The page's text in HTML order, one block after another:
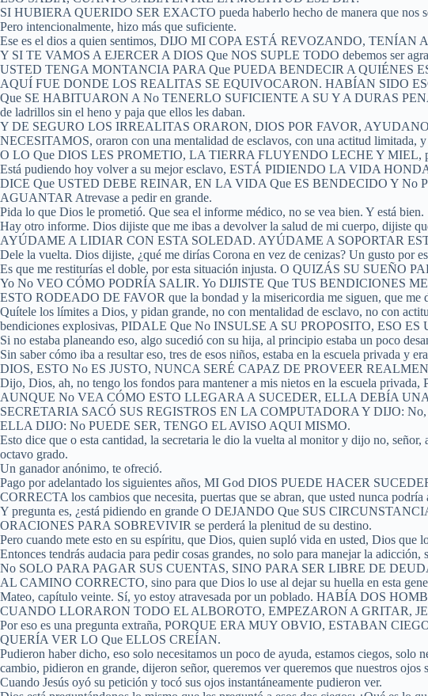
SI HUBIERA QUERIDO SER EXACTO pueda haberlo hecho de manera que nos
Pero intencionalmente, hizo más que suficiente.
Ese es el dios a quien sentimos, DIJO MI COPA ESTÁ REVOZANDO,
Y SI TE VAMOS A EJERCER A DIOS Que NOS SUPLE TODO debemos ser
USTED TENGA MONTANCIA PARA Que PUEDA BENDECIR A QUIÉNES
AQUÍ FUE DONDE LOS REALITAS SE EQUIVOCARON. HABÍAN SIDO
Que SE HABITUARON A No TENERLO SUFICIENTE A SU Y A DURAS
de ladrillos sin el heno y paja que ellos les daban.
Y DE SEGURO LOS IRREALITAS ORARON, DIOS POR FAVOR,
NECESITAMOS, oraron con una mentalidad de esclavos, con una actitud
O LO Que DIOS LES PROMETIO, LA TIERRA FLUYENDO LECHE Y MIEL,
Está pudiendo hoy volver a su mejor esclavo, ESTÁ PIDIENDO LA VIDA
DICE Que USTED DEBE REINAR, EN LA VIDA Que ES BENDECIDO Y
AGUANTAR Atrevase a pedir en grande.
Pida lo que Dios le prometió. Que sea el informe médico, no se vea bien. Y está bien.
Hay otro informe. Dios dijiste que me ibas a devolver la salud de mi cuerpo, dijiste
AYÚDAME A LIDIAR CON ESTA SOLEDAD. AYÚDAME A SOPORTAR
Dele la vuelta. Dios dijiste, ¿qué me dirías Corona en vez de cenizas? Un gusto por
Es que me restiturías el doble, por esta situación injusta. O QUIZÁS SU SUEÑO
Yo No VEO CÓMO PODRÍA SALIR. Yo DIJISTE Que TUS BENDICIONES
ESTO RODEADO DE FAVOR que la bondad y la misericordia me siguen, que me
Quítele los límites a Dios, y pidan grande, no con mentalidad de esclavo, no con
bendiciones explosivas, PIDALE Que No INSULSE A SU PROPOSITO, ESO
Si no estaba planeando eso, algo sucedió con su hija, al principio estaba un poco
Sin saber cómo iba a resultar eso, tres de esos niños, estaba en la escuela
DIOS, ESTO No ES JUSTO, NUNCA SERÉ CAPAZ DE PROVEER
Dijo, Dios, ah, no tengo los fondos para mantener a mis nietos en la escuela
AUNQUE No VEA CÓMO ESTO LLEGARA A SUCEDER, ELLA DEBÍA
SECRETARIA SACÓ SUS REGISTROS EN LA COMPUTADORA Y DIJO:
ELLA DIJO: No PUEDE SER, TENGO EL AVISO AQUI MISMO.
Esto dice que o esta cantidad, la secretaria le dio la vuelta al monitor y dijo no,
octavo grado.
Un ganador anónimo, te ofreció.
Pago por adelantado los siguientes años, MI God DIOS PUEDE HACER
CORRECTA los cambios que necesita, puertas que se abran, que usted nunca podría
Y pregunta es, ¿está pidiendo en grande O DEJANDO Que SUS
ORACIONES PARA SOBREVIVIR se perderá la plenitud de su destino.
Pero cuando mete esto en su espíritu, que Dios, quien supló vida en usted, Dios
Entonces tendrás audacia para pedir cosas grandes, no solo para manejar la adicción,
No SOLO PARA PAGAR SUS CUENTAS, SINO PARA SER LIBRE DE
AL CAMINO CORRECTO, sino para que Dios lo use al dejar su huella en esta
Mateo, capítulo veinte. Sí, yo estoy atravesada por un poblado. HABÍA DOS
CUANDO LLORARON TODO EL ALBOROTO, EMPEZARON A GRITAR,
Por eso es una pregunta extraña, PORQUE ERA MUY OBVIO, ESTABAN
QUERÍA VER LO Que ELLOS CREÍAN.
Pudieron haber dicho, eso solo necesitamos un poco de ayuda, estamos ciegos,
cambio, pidieron en grande, dijeron señor, queremos ver queremos que nuestros
Cuando Jesús oyó su petición y tocó sus ojos instantáneamente pudieron ver.